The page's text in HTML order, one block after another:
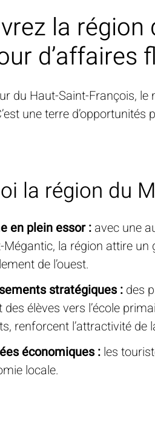
la
d’affaires
du Haut-Saint-François, le
une terre
la région du
en plein essor :avec une
la région attire un
de l’ouest.
stratégiques :des
élèves vers l’école
renforcent l’attractivité de
économiques :les
locale.